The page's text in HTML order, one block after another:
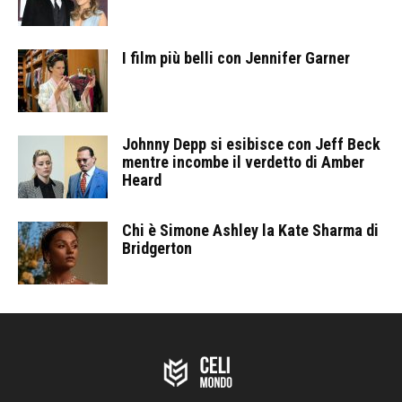
I film più belli con Jennifer Garner
Johnny Depp si esibisce con Jeff Beck
mentre incombe il verdetto di Amber
Heard
Chi è Simone Ashley la Kate Sharma di
Bridgerton